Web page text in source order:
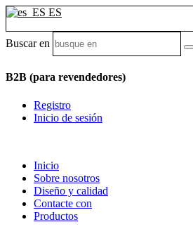
Ir
ES
Buscar en
B2B (para revendedores)
Registro
Inicio de sesión
Inicio
Sobre nosotros
Diseño y calidad
Contacte con
Productos